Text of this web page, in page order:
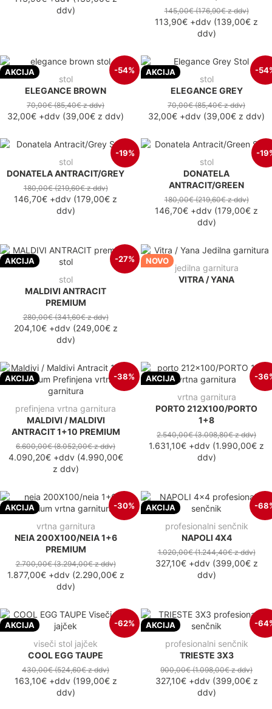
ddv) 145,00€(176,90€z ddv)
113,90€ +ddv (139,00€ z
ddv)
AKCIJA -54%
stol
ELEGANCE BROWN
70,00€(85,40€z ddv)
32,00€ +ddv (39,00€ z ddv)
AKCIJA -
stol
ELEGANCE GREY
70,00€(85,40€z ddv)
32,00€ +ddv (39,00€ z ddv)
-19%
stol
DONATELA ANTRACIT/GREY
180,00€(219,60€z ddv)
146,70€ +ddv (179,00€ z
ddv)
-
stol
DONATELA
ANTRACIT/GREEN
180,00€(219,60€z ddv)
146,70€ +ddv (179,00€ z
ddv)
AKCIJA -27%
stol
MALDIVI ANTRACIT
PREMIUM
280,00€(341,60€z ddv)
204,10€+ddv(249,00€z
ddv)
NOVO
jedilna garnitura
VITRA / YANA
AKCIJA -38%
prefinjena vrtna garnitura
MALDIVI / MALDIVI
ANTRACIT 1+10 PREMIUM
6.600,00€(8.052,00€z ddv)
4.090,20€+ddv(4.990,00€
z ddv)
AKCIJA -
vrtna garnitura
PORTO 212X100/PORTO
1+8
2.540,00€(3.098,80€z ddv)
1.631,10€ +ddv (1.990,00€ z
ddv)
AKCIJA -30%
vrtna garnitura
NEIA 200X100/NEIA 1+6
PREMIUM
2.700,00€(3.294,00€z ddv)
1.877,00€+ddv(2.290,00€z
ddv)
AKCIJA -
profesionalni senčnik
NAPOLI 4X4
1.020,00€(1.244,40€z ddv)
327,10€+ddv(399,00€z
ddv)
AKCIJA -62%
viseči stol jajček
COOL EGG TAUPE
430,00€(524,60€z ddv)
163,10€+ddv(199,00€z
ddv)
AKCIJA -
profesionalni senčnik
TRIESTE 3X3
900,00€(1.098,00€z ddv)
327,10€+ddv(399,00€z
ddv)